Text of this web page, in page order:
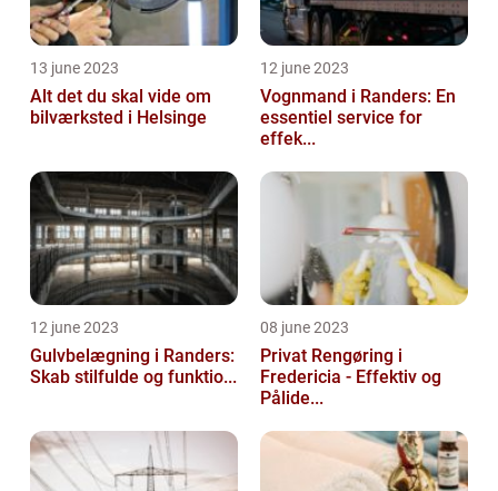
13 june 2023
Alt det du skal vide om
bilværksted i Helsinge
12 june 2023
Vognmand i Randers: En
essentiel service for
effek...
12 june 2023
Gulvbelægning i Randers:
Skab stilfulde og funktio...
08 june 2023
Privat Rengøring i
Fredericia - Effektiv og
Pålide...